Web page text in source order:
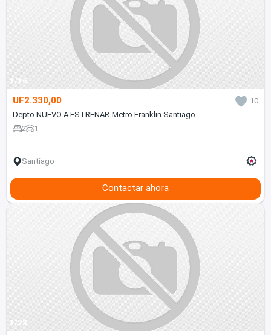
1/16
UF2.330,00
10
Depto NUEVO A ESTRENAR-Metro Franklin Santiago
2 1
Santiago
Contactar ahora
1/28